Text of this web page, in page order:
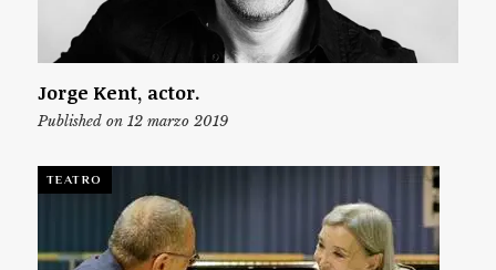
Jorge Kent, actor.
Published on 12 marzo 2019
TEATRO